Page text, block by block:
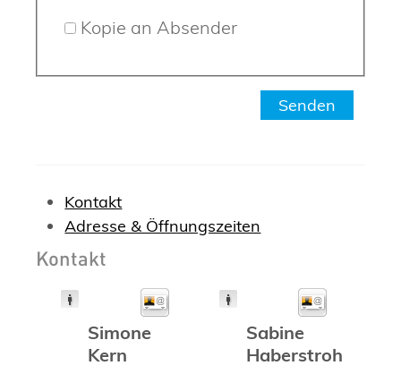
Kopie an Absender
Kontakt
Adresse & Öffnungszeiten
Kontakt
Simone
Kern
Sabine
Haberstroh